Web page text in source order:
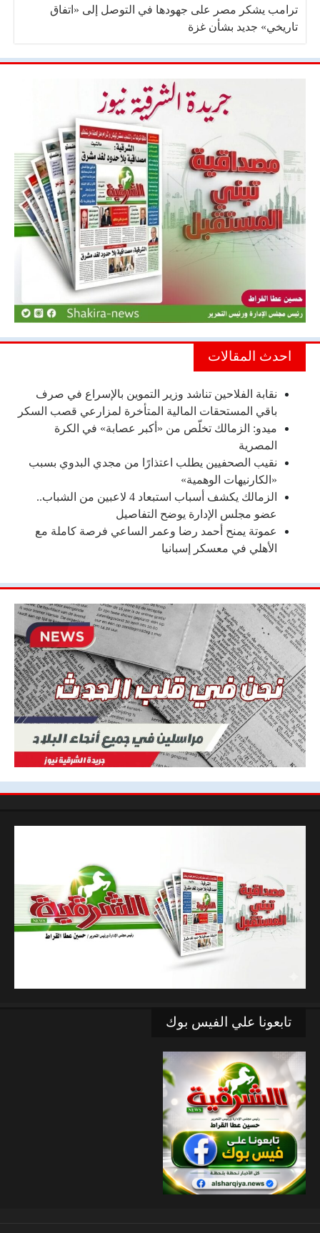
ترامب يشكر مصر على جهودها في التوصل إلى «اتفاق
تاريخي» جديد بشأن غزة
احدث المقالات
نقابة الفلاحين تناشد وزير التموين بالإسراع في صرف
باقي المستحقات المالية المتأخرة لمزارعي قصب السكر
ميدو: الزمالك تخلّص من «أكبر عصابة» في الكرة
المصرية
نقيب الصحفيين يطلب اعتذارًا من مجدي البدوي بسبب
«الكارنيهات الوهمية»
الزمالك يكشف أسباب استبعاد 4 لاعبين من الشباب..
عضو مجلس الإدارة يوضح التفاصيل
عموتة يمنح أحمد رضا وعمر الساعي فرصة كاملة مع
الأهلي في معسكر إسبانيا
تابعونا علي الفيس بوك